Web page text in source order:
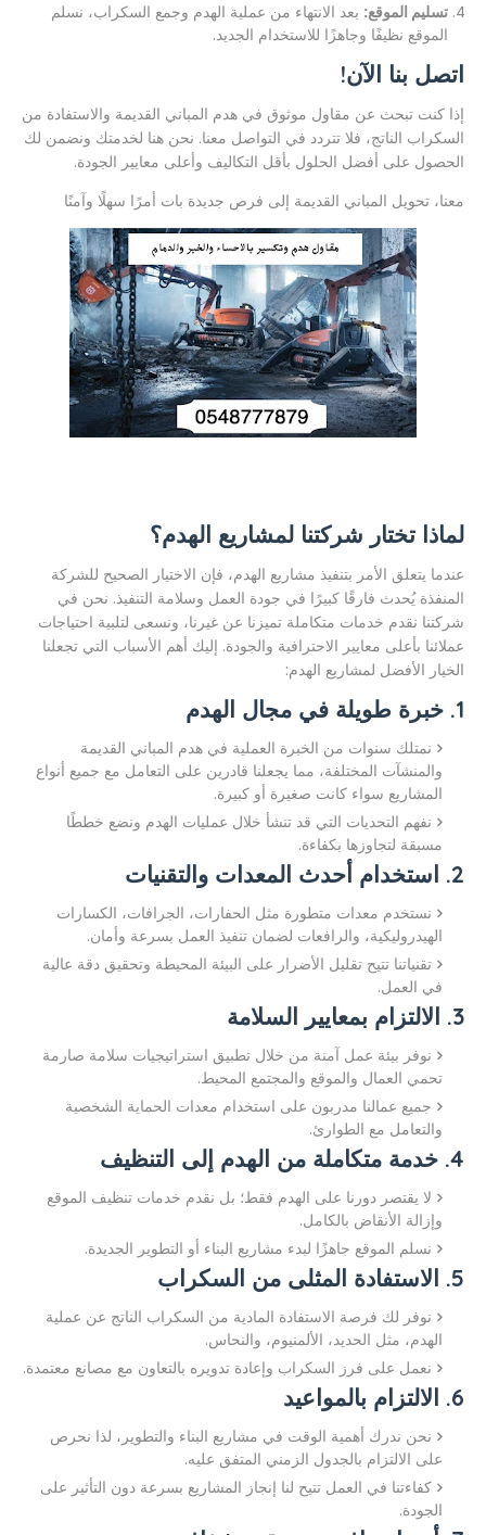
تسليم الموقع: بعد الانتهاء من عملية الهدم وجمع السكراب، نسلم
الموقع نظيفًا وجاهزًا للاستخدام الجديد.
اتصل بنا الآن!
إذا كنت تبحث عن مقاول موثوق في هدم المباني القديمة والاستفادة من
السكراب الناتج، فلا تتردد في التواصل معنا. نحن هنا لخدمتك ونضمن لك
الحصول على أفضل الحلول بأقل التكاليف وأعلى معايير الجودة.
معنا، تحويل المباني القديمة إلى فرص جديدة بات أمرًا سهلًا وآمنًا
لماذا تختار شركتنا لمشاريع الهدم؟
عندما يتعلق الأمر بتنفيذ مشاريع الهدم، فإن الاختيار الصحيح للشركة
المنفذة يُحدث فارقًا كبيرًا في جودة العمل وسلامة التنفيذ. نحن في
شركتنا نقدم خدمات متكاملة تميزنا عن غيرنا، ونسعى لتلبية احتياجات
عملائنا بأعلى معايير الاحترافية والجودة. إليك أهم الأسباب التي تجعلنا
الخيار الأفضل لمشاريع الهدم:
1. خبرة طويلة في مجال الهدم
نمتلك سنوات من الخبرة العملية في هدم المباني القديمة
والمنشآت المختلفة، مما يجعلنا قادرين على التعامل مع جميع أنواع
المشاريع سواء كانت صغيرة أو كبيرة.
نفهم التحديات التي قد تنشأ خلال عمليات الهدم ونضع خططًا
مسبقة لتجاوزها بكفاءة.
2. استخدام أحدث المعدات والتقنيات
نستخدم معدات متطورة مثل الحفارات، الجرافات، الكسارات
الهيدروليكية، والرافعات لضمان تنفيذ العمل بسرعة وأمان.
تقنياتنا تتيح تقليل الأضرار على البيئة المحيطة وتحقيق دقة عالية
في العمل.
3. الالتزام بمعايير السلامة
نوفر بيئة عمل آمنة من خلال تطبيق استراتيجيات سلامة صارمة
تحمي العمال والموقع والمجتمع المحيط.
جميع عمالنا مدربون على استخدام معدات الحماية الشخصية
والتعامل مع الطوارئ.
4. خدمة متكاملة من الهدم إلى التنظيف
لا يقتصر دورنا على الهدم فقط؛ بل نقدم خدمات تنظيف الموقع
وإزالة الأنقاض بالكامل.
نسلم الموقع جاهزًا لبدء مشاريع البناء أو التطوير الجديدة.
5. الاستفادة المثلى من السكراب
نوفر لك فرصة الاستفادة المادية من السكراب الناتج عن عملية
الهدم، مثل الحديد، الألمنيوم، والنحاس.
نعمل على فرز السكراب وإعادة تدويره بالتعاون مع مصانع معتمدة.
6. الالتزام بالمواعيد
نحن ندرك أهمية الوقت في مشاريع البناء والتطوير، لذا نحرص
على الالتزام بالجدول الزمني المتفق عليه.
كفاءتنا في العمل تتيح لنا إنجاز المشاريع بسرعة دون التأثير على
الجودة.